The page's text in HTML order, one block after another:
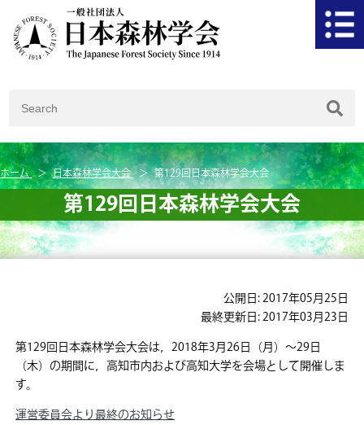
ホーム 日本森林学会大会 第129回日本森林学会大会
第129回日本森林学会大会
公開日: 2017年05月25日
最終更新日: 2017年03月23日
第129回日本森林学会大会は，2018年3月26日（月）～29日
（木）の期間に，高知市内および高知大学を会場として開催しま
す。
運営委員会より最終のお知らせ